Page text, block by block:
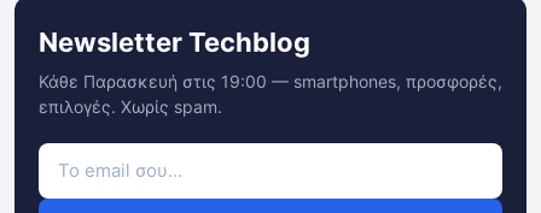
Newsletter Techblog
Κάθε Παρασκευή στις 19:00 — smartphones, προσφορές,
επιλογές. Χωρίς spam.